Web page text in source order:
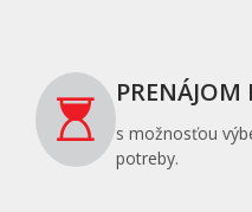
s možnosťou
potreby.